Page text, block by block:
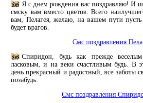
Я с днем рождения вас поздравляю! И
смску вам вместо цветов. Всего
вам, Пелагея, желаю, на вашем пути
будет врагов.
Смс поздравления
Спиридон, будь как прежде
ласковым, и на веки счастливым будь. В
день прекрасный и радостный, все заботы
позабудь.
Смс поздравления